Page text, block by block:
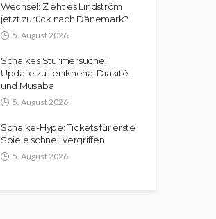
Wechsel: Zieht es Lindström
jetzt zurück nach Dänemark?
5. August 2026
Schalkes Stürmersuche:
Update zu Ilenikhena, Diakité
und Musaba
5. August 2026
Schalke-Hype: Tickets für erste
Spiele schnell vergriffen
5. August 2026